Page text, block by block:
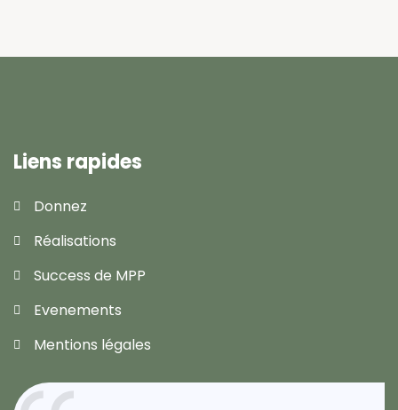
Liens rapides
Donnez
Réalisations
Success de MPP
Evenements
Mentions légales